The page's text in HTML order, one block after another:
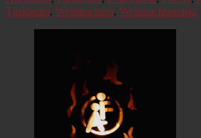
Türkheim, Weihnachten, Weihnachtsmarkt